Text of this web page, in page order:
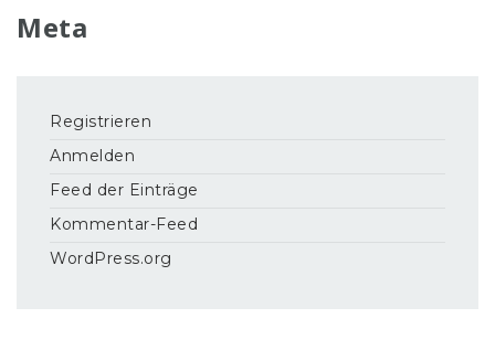
Meta
Registrieren
Anmelden
Feed der Einträge
Kommentar-Feed
WordPress.org